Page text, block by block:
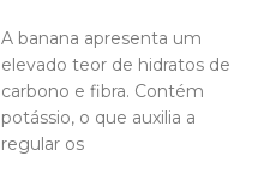
A banana apresenta um
elevado teor de hidratos de
carbono e fibra. Contém
potássio, o que auxilia a
regular os